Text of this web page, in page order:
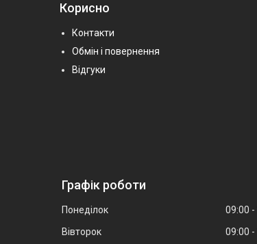
Корисно
Контакти
Обмін і повернення
Відгуки
Графік роботи
Понеділок 09:00
Вівторок
09:00